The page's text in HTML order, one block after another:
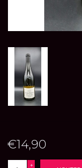
€14,90
+